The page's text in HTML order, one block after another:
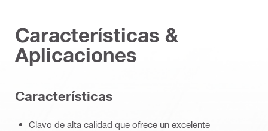
Características &
Aplicaciones
Características
Clavo de alta calidad que ofrece un excelente